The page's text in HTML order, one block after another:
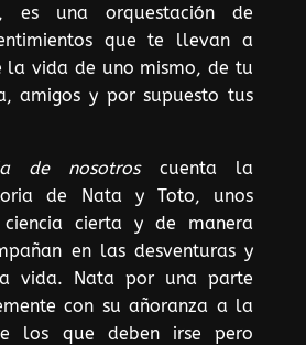
es una orquestación de
que te llevan a
la vida de uno mismo, de tu
amigos y por supuesto tus
de nosotroscuenta la
de Nata y Toto, unos
cierta y de manera
en las desventuras y
vida. Nata por una parte
con su añoranza a la
los que deben irse pero